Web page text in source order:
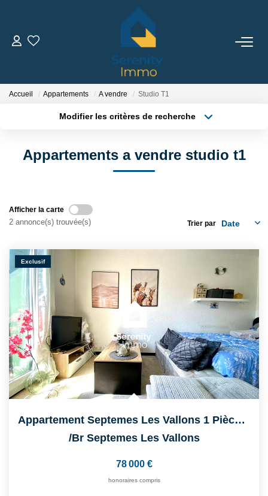
ACHETER
LOUER
FAIRE GÉRER
NOTRE AGENCE
Notre Équipe
CONTACT
Accueil Appartements A vendre Studio T1
Modifier les critères de recherche
Sélectionnez...
Type de bien
Créer une alerte
Appartements a vendre studio t1
Afficher la carte
2 annonce(s) trouvée(s) Trier par
Exclusif
Appartement Septemes Les Vallons 1 Pièce(s) 30 M2 Avec...
/br Septemes Les Vallons
78 000 €
honoraires compris